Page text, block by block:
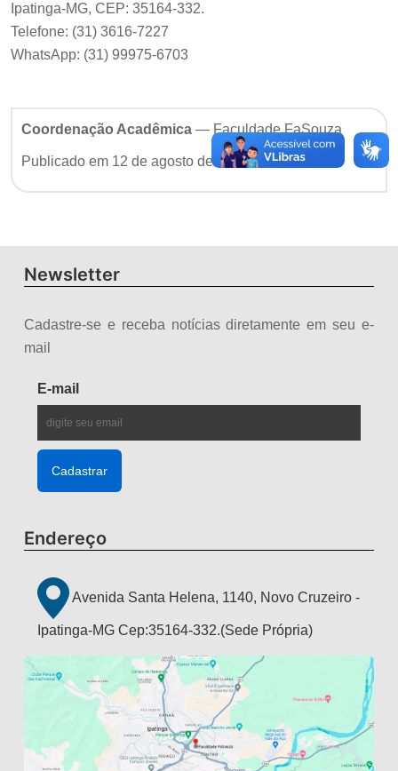
Ipatinga-MG, CEP: 35164-332.
Telefone: (31) 3616-7227
WhatsApp: (31) 99975-6703
Coordenação Acadêmica — Faculdade FaSouza
Publicado em 12 de agosto de 2024
Newsletter
Cadastre-se e receba notícias diretamente em seu e-
mail
E-mail
Endereço
Avenida Santa Helena, 1140, Novo Cruzeiro -
Ipatinga-MG Cep:35164-332.(Sede Própria)